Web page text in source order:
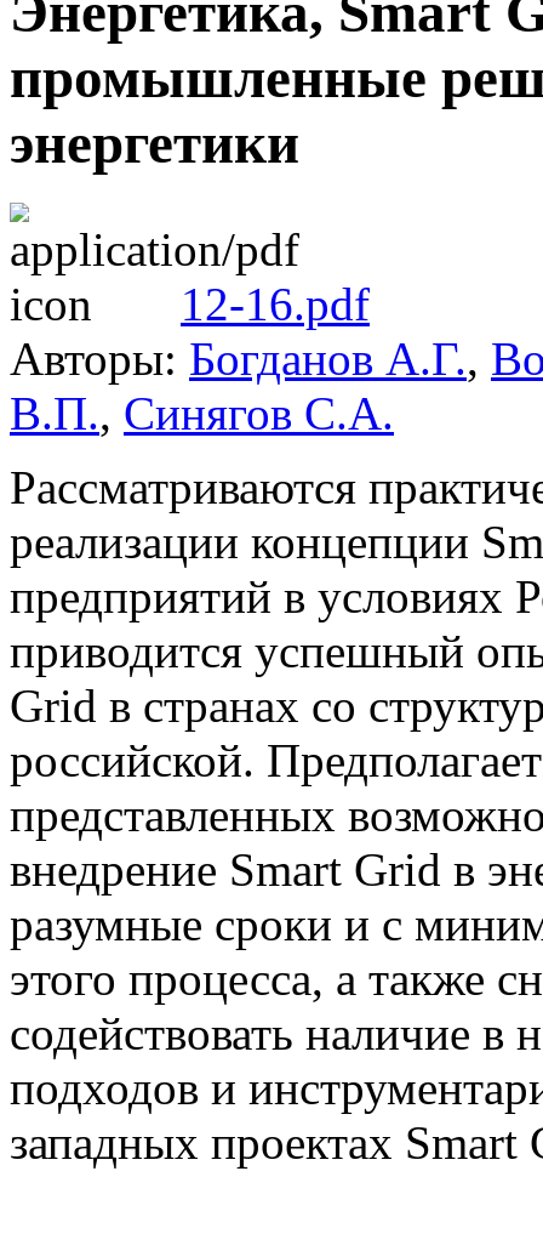
Энергетика, Smart
промышленные
энергетики
12-16.pdf
Авторы: Богданов А.Г.,
В.П., Синягов С.А.
Рассматриваются
реализации концепции
предприятий в условиях
приводится успешный
Grid в странах со
российской.
представленных
внедрение Smart Grid в
разумные сроки и с
этого процесса, а также
содействовать наличие в
подходов и
западных проектах Smart